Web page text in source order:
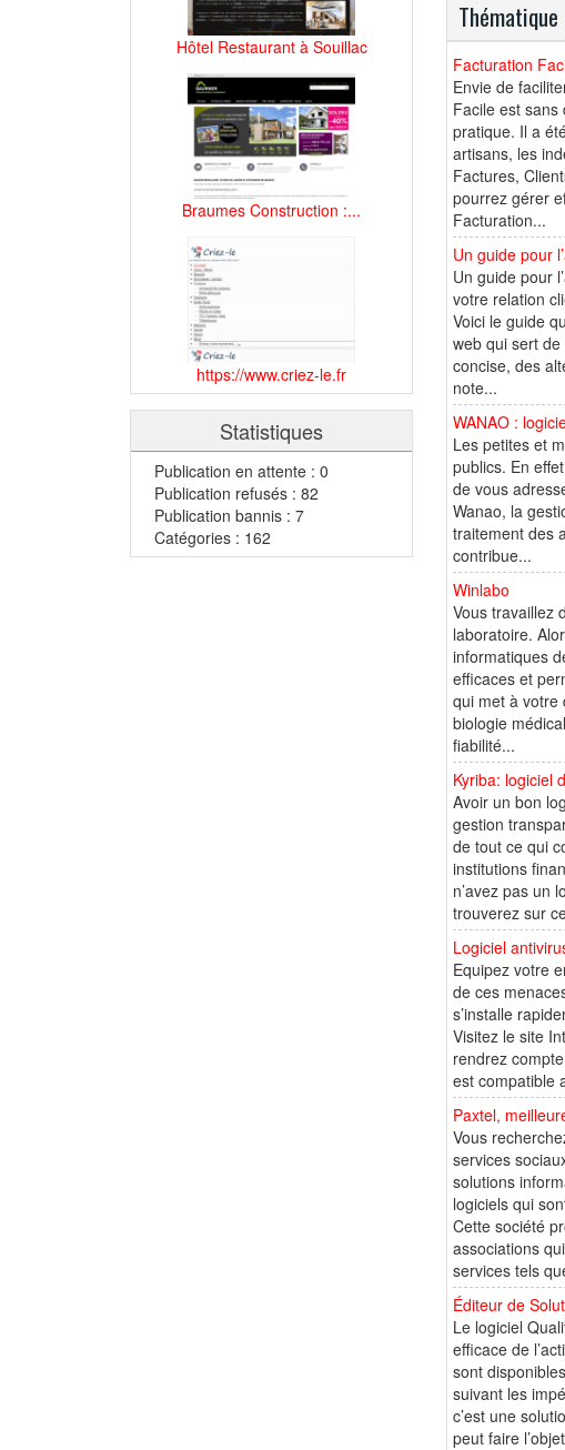
Hôtel Restaurant à Souillac
Braumes Construction :...
https://www.criez-le.fr
Statistiques
Publication en attente : 0
Publication refusés : 82
Publication bannis : 7
Catégories : 162
Facturation
Envie de
Facile est sans
pratique. Il a
artisans, les
Factures,
pourrez gérer
Facturation...
Un guide pour
Un guide pour
votre relation
Voici le guide
web qui sert
concise, des
note...
WANAO :
Les petites et
publics. En
de vous
Wanao, la
traitement des
contribue...
Winlabo
Vous travaillez
laboratoire.
informatiques
efficaces et
qui met à votre
biologie
fiabilité...
Kyriba: logiciel
Avoir un bon
gestion
de tout ce qui
institutions
n’avez pas un
trouverez sur
Logiciel
Equipez votre
de ces
s’installe
Visitez le site
rendrez
est compatible
Paxtel,
Vous
services
solutions
logiciels qui
Cette société
associations
services tels
Éditeur de
Le logiciel
efficace de
sont
suivant les
c’est une
peut faire